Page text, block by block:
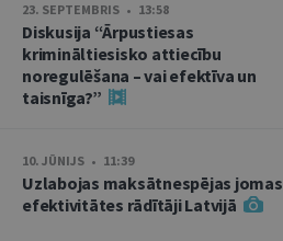
23. SEPTEMBRIS • 13:58
Diskusija “Ārpustiesas
krimināltiesisko attiecību
noregulēšana – vai efektīva un
taisnīga?”
10. JŪNIJS • 11:39
Uzlabojas maksātnespējas jomas
efektivitātes rādītāji Latvijā